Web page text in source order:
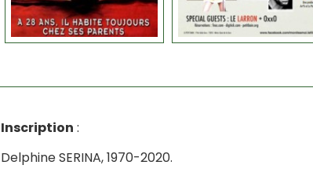
Inscription :
Delphine SERINA, 1970-2020.